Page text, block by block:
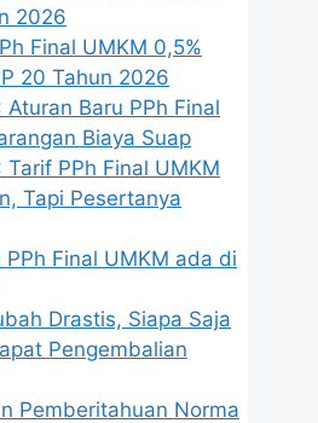
2026
Final UMKM 0,5%
20 Tahun 2026
Baru PPh Final
Biaya Suap
PPh Final UMKM
Tapi Pesertanya
Final UMKM ada di
Drastis, Siapa Saja
Pengembalian
Pemberitahuan Norma